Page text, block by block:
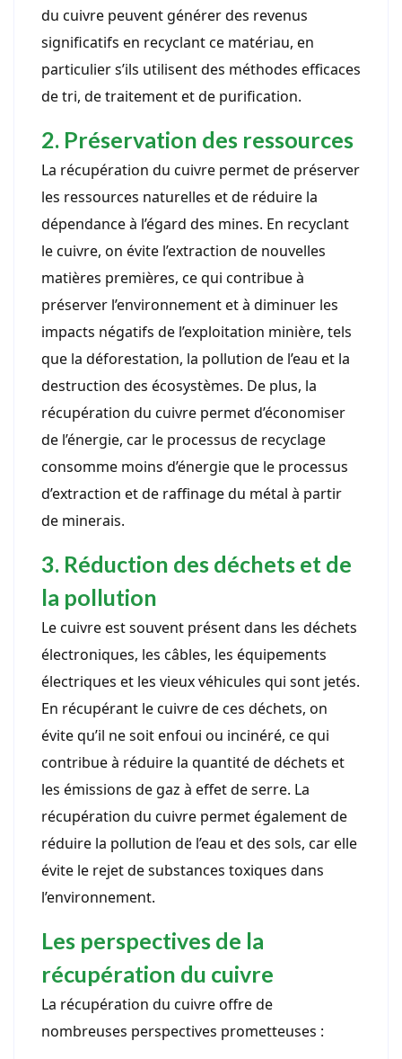
du cuivre peuvent générer des revenus
significatifs en recyclant ce matériau, en
particulier s’ils utilisent des méthodes efficaces
de tri, de traitement et de purification.
2. Préservation des ressources
La récupération du cuivre permet de préserver
les ressources naturelles et de réduire la
dépendance à l’égard des mines. En recyclant
le cuivre, on évite l’extraction de nouvelles
matières premières, ce qui contribue à
préserver l’environnement et à diminuer les
impacts négatifs de l’exploitation minière, tels
que la déforestation, la pollution de l’eau et la
destruction des écosystèmes. De plus, la
récupération du cuivre permet d’économiser
de l’énergie, car le processus de recyclage
consomme moins d’énergie que le processus
d’extraction et de raffinage du métal à partir
de minerais.
3. Réduction des déchets et de
la pollution
Le cuivre est souvent présent dans les déchets
électroniques, les câbles, les équipements
électriques et les vieux véhicules qui sont jetés.
En récupérant le cuivre de ces déchets, on
évite qu’il ne soit enfoui ou incinéré, ce qui
contribue à réduire la quantité de déchets et
les émissions de gaz à effet de serre. La
récupération du cuivre permet également de
réduire la pollution de l’eau et des sols, car elle
évite le rejet de substances toxiques dans
l’environnement.
Les perspectives de la
récupération du cuivre
La récupération du cuivre offre de
nombreuses perspectives prometteuses :